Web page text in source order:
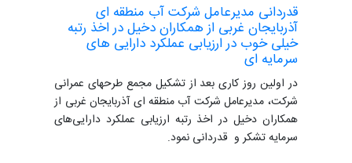
قدردانی مدیرعامل شرکت آب منطقه ای
آذربایجان غربی از همکاران دخیل در اخذ رتبه
خیلی خوب در ارزیابی عملکرد دارایی های
سرمایه ای
در اولین روز کاری بعد از تشکیل مجمع طرحهای عمرانی
شرکت، مدیرعامل شرکت آب منطقه ای آذربایجان غربی از
همکاران دخیل در اخذ رتبه ارزیابی عملکرد دارایی‌های
سرمایه تشکر و قدردانی نمود.